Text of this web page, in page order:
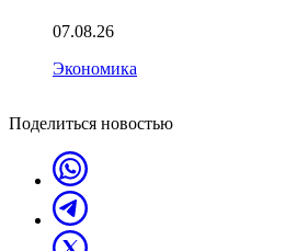
07.08.26
Экономика
Поделиться новостью